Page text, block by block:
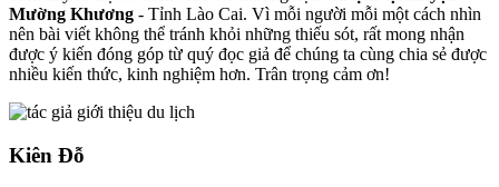
Mường Khương - Tỉnh Lào Cai. Vì mỗi người mỗi một cách nhìn
nên bài viết không thể tránh khỏi những thiếu sót, rất mong nhận
được ý kiến đóng góp từ quý đọc giả để chúng ta cùng chia sẻ được
nhiều kiến thức, kinh nghiệm hơn. Trân trọng cảm ơn!
Kiên Đỗ